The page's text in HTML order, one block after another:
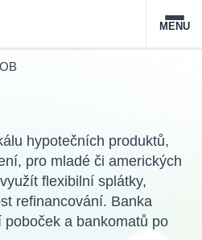
MENU
hypotečních produktů,
pro mladé či amerických
flexibilní splátky,
refinancování. Banka
a bankomatů po